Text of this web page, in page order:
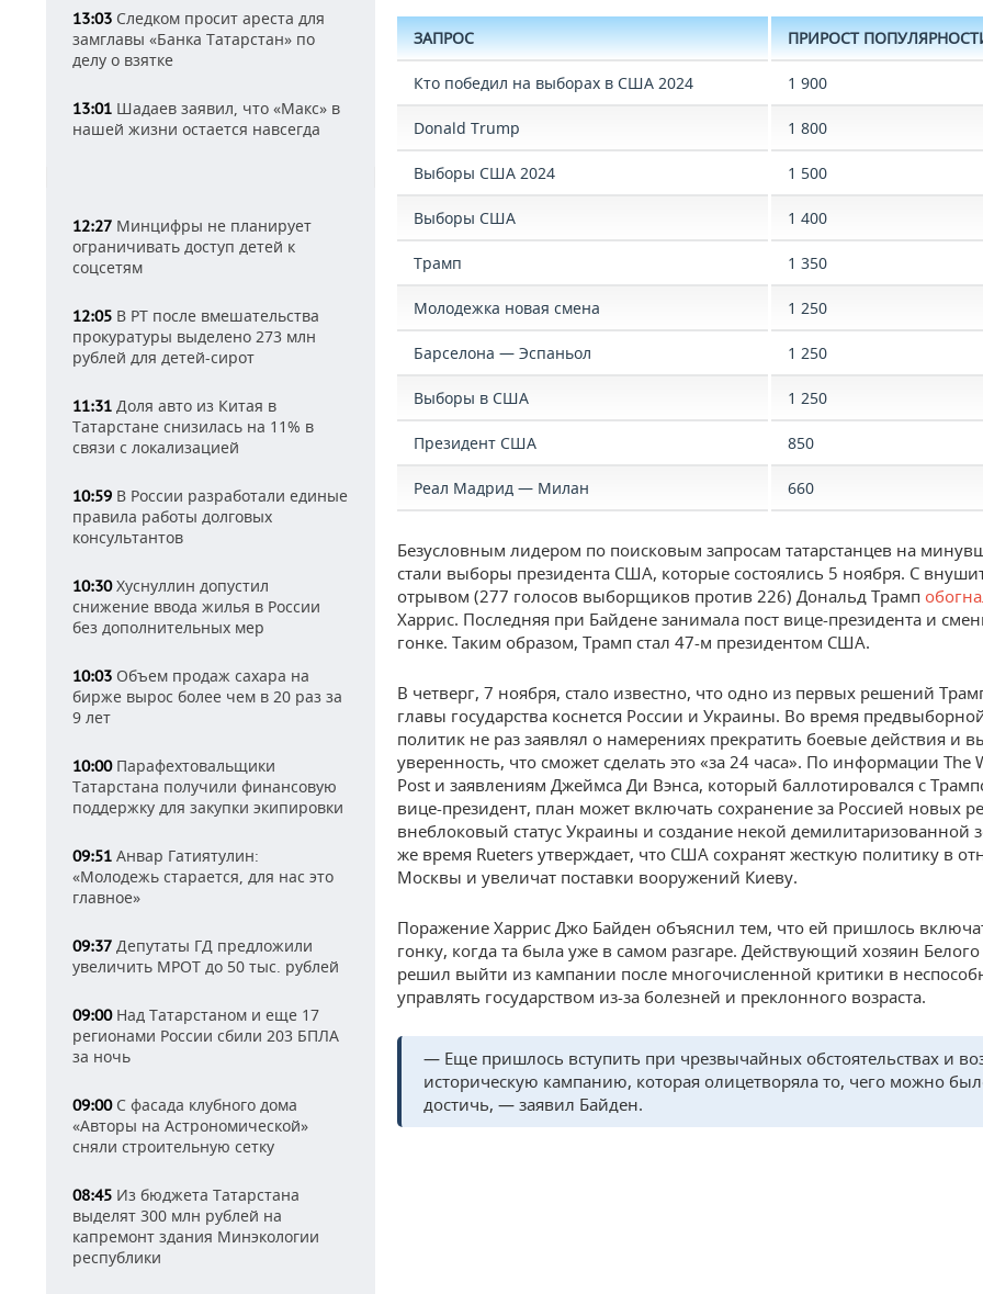
13:03 Следком просит ареста для
замглавы «Банка Татарстан» по
делу о взятке
13:01 Шадаев заявил, что «Макс» в
нашей жизни остается навсегда
12:27 Минцифры не планирует
ограничивать доступ детей к
соцсетям
12:05 В РТ после вмешательства
прокуратуры выделено 273 млн
рублей для детей-сирот
11:31 Доля авто из Китая в
Татарстане снизилась на 11% в
связи с локализацией
10:59 В России разработали единые
правила работы долговых
консультантов
10:30Хуснуллин допустил
снижение ввода жилья в России
без дополнительных мер
10:03 Объем продаж сахара на
бирже вырос более чем в 20 раз за
9 лет
10:00Парафехтовальщики
Татарстана получили финансовую
поддержку для закупки экипировки
09:51 Анвар Гатиятулин:
«Молодежь старается, для нас это
главное»
09:37 Депутаты ГД предложили
увеличить МРОТ до 50 тыс. рублей
09:00Над Татарстаном и еще 17
регионами России сбили 203 БПЛА
за ночь
09:00С фасада клубного дома
«Авторы на Астрономической»
сняли строительную сетку
08:45 Из бюджета Татарстана
выделят 300 млн рублей на
капремонт здания Минэкологии
республики
ЗАПРОС ПРИРОСТ
Кто победил на выборах в США 2024 1 900
Donald Trump 1 800
Выборы США 2024 1 500
Выборы США 1 400
Трамп 1 350
Молодежка новая смена 1 250
Барселона — Эспаньол 1 250
Выборы в США 1 250
Президент США 850
Реал Мадрид — Милан 660
Безусловным лидером по поисковым запросам татарстанцев на
стали выборы президента США, которые состоялись 5 ноября. С
отрывом (277 голосов выборщиков против 226) Дональд Трамп
Харрис. Последняя при Байдене занимала пост вице-президента и
гонке. Таким образом, Трамп стал 47-м президентом США.
В четверг, 7 ноября, стало известно, что одно из первых решений
главы государства коснется России и Украины. Во время
политик не раз заявлял о намерениях прекратить боевые действия и
уверенность, что сможет сделать это «за 24 часа». По информации The
Post и заявлениям Джеймса Ди Вэнса, который баллотировался с
вице-президент, план может включать сохранение за Россией новых
внеблоковый статус Украины и создание некой демилитаризованной
же время Rueters утверждает, что США сохранят жесткую политику в
Москвы и увеличат поставки вооружений Киеву.
Поражение Харрис Джо Байден объяснил тем, что ей пришлось
гонку, когда та была уже в самом разгаре. Действующий хозяин
решил выйти из кампании после многочисленной критики в
управлять государством из-за болезней и преклонного возраста.
— Еще пришлось вступить при чрезвычайных обстоятельствах и
историческую кампанию, которая олицетворяла то, чего можно
достичь, — заявил Байден.